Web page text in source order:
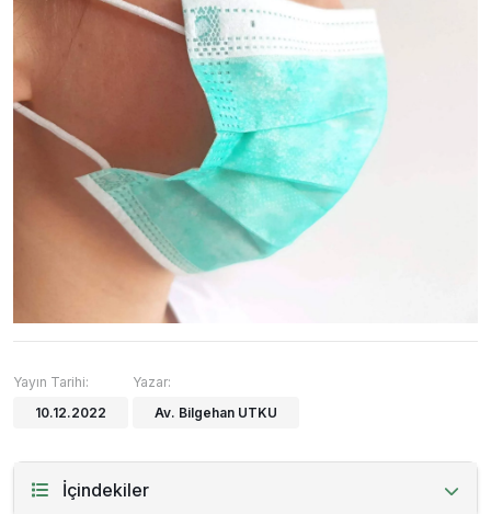
Yayın Tarihi:
10.12.2022
Yazar:
Av. Bilgehan UTKU
İçindekiler